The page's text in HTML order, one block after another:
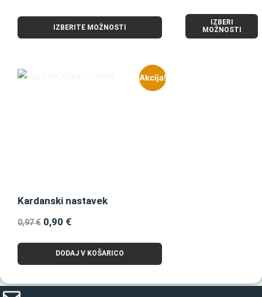
IZBERITE MOŽNOSTI
IZBERI
MOŽNOSTI
Akcija!
Kardanski nastavek
0,97€ 0,90 €
DODAJ V KOŠARICO